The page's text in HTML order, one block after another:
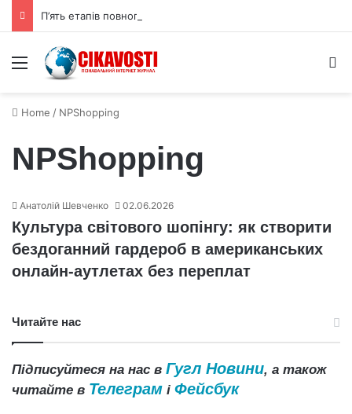
Menu
Home / NPShopping
NPShopping
Анатолій Шевченко 02.06.2026
Культура світового шопінгу: як створити
бездоганний гардероб в американських
онлайн-аутлетах без переплат
Читайте нас
Підписуйтеся на нас в Гугл Новини, а також
читайте в Телеграм і Фейсбук